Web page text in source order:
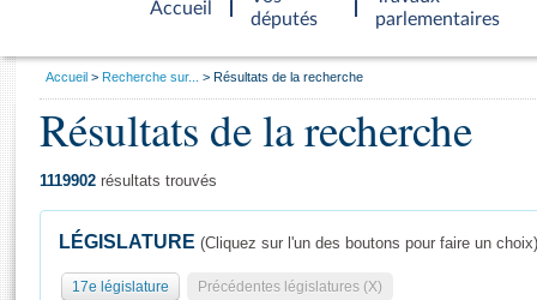
Accueil
d'accueil
députés
parlementaires
Général
Vous
Accueil Recherche sur... Résultats de la recherche
Résultats de la recherche
1119902 résultats trouvés
LÉGISLATURE (Cliquez sur l'un des boutons pour faire un choix)
17e législature Précédentes législatures (X)